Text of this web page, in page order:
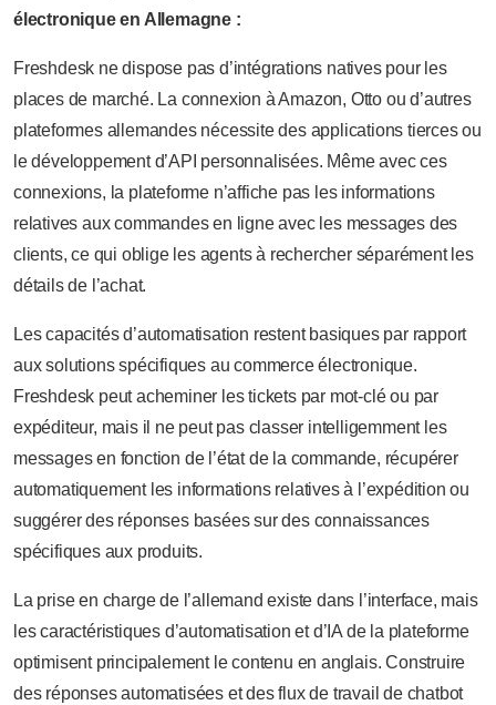
électronique en Allemagne :
Freshdesk ne dispose pas d’intégrations natives pour les
places de marché. La connexion à Amazon, Otto ou d’autres
plateformes allemandes nécessite des applications tierces ou
le développement d’API personnalisées. Même avec ces
connexions, la plateforme n’affiche pas les informations
relatives aux commandes en ligne avec les messages des
clients, ce qui oblige les agents à rechercher séparément les
détails de l’achat.
Les capacités d’automatisation restent basiques par rapport
aux solutions spécifiques au commerce électronique.
Freshdesk peut acheminer les tickets par mot-clé ou par
expéditeur, mais il ne peut pas classer intelligemment les
messages en fonction de l’état de la commande, récupérer
automatiquement les informations relatives à l’expédition ou
suggérer des réponses basées sur des connaissances
spécifiques aux produits.
La prise en charge de l’allemand existe dans l’interface, mais
les caractéristiques d’automatisation et d’IA de la plateforme
optimisent principalement le contenu en anglais. Construire
des réponses automatisées et des flux de travail de chatbot